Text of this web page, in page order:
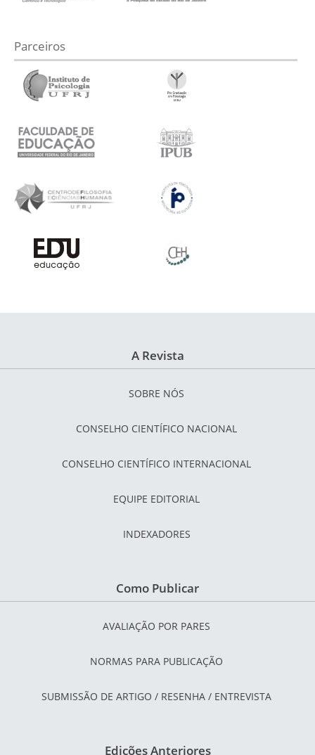
Parceiros
A Revista
SOBRE NÓS
CONSELHO CIENTÍFICO NACIONAL
CONSELHO CIENTÍFICO INTERNACIONAL
EQUIPE EDITORIAL
INDEXADORES
Como Publicar
AVALIAÇÃO POR PARES
NORMAS PARA PUBLICAÇÃO
SUBMISSÃO DE ARTIGO / RESENHA / ENTREVISTA
Edições Anteriores